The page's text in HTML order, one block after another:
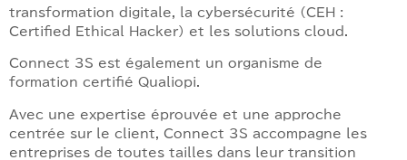
transformation digitale, la cybersécurité (CEH :
Certified Ethical Hacker) et les solutions cloud.
Connect 3S est également un organisme de
formation certifié Qualiopi.
Avec une expertise éprouvée et une approche
centrée sur le client, Connect 3S accompagne les
entreprises de toutes tailles dans leur transition